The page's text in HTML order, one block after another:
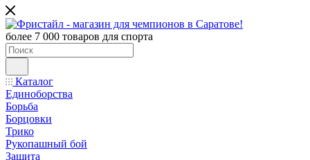
более 7 000 товаров для спорта
Каталог
Единоборства
Борьба
Борцовки
Трико
Рукопашный бой
Защита